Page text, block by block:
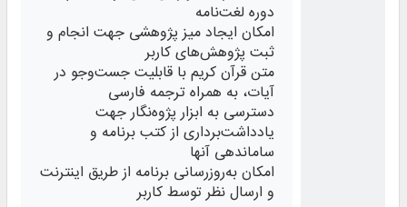
دوره لغت‌نامه
امکان ایجاد میز پژوهشی جهت انجام و
ثبت پژوهش‌های کاربر
متن قرآن کریم با قابلیت جست‌وجو در
آیات، به همراه ترجمه فارسی
دسترسی به ابزار پژوه‌نگار جهت
یادداشت‌برداری از کتب برنامه و
ساماندهی آنها
امکان به‌روزرسانی برنامه از طریق اینترنت
و ارسال نظر توسط کاربر